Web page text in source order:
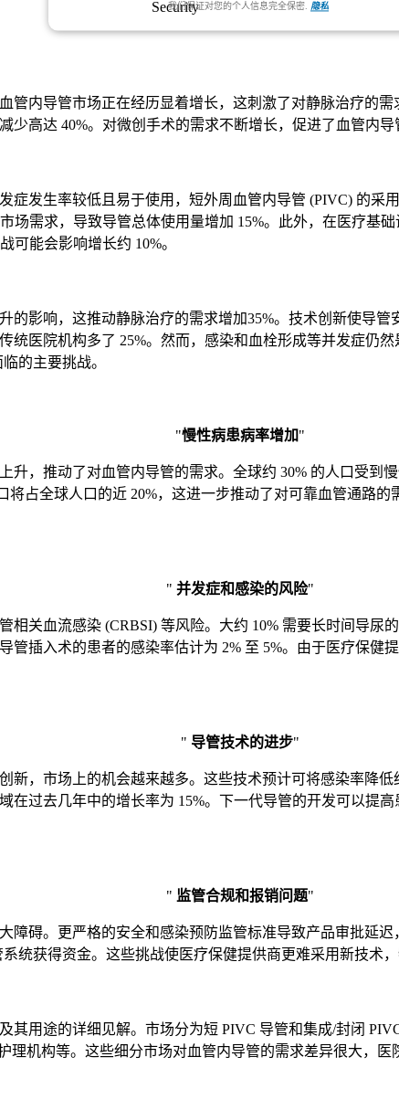
我们保证对您的个人信息完全保密. 隐私
内导管市场正在经历显着增长，这刺激了对静脉治疗的
少高达 40%。对微创手术的需求不断增长，促进了血管内
症发生率较低且易于使用，短外周血管内导管 (PIVC) 的采
场需求，导致导管总体使用量增加 15%。此外，在医疗基
可能会影响增长约 10%。
的影响，这推动静脉治疗的需求增加35%。技术创新使导
统医院机构多了 25%。然而，感染和血栓形成等并发症仍
的主要挑战。
"慢性病患病率增加"
升，推动了对血管内导管的需求。全球约 30% 的人口受到
将占全球人口的近 20%，这进一步推动了对可靠血管通路
" 并发症和感染的风险"
关血流感染 (CRBSI) 等风险。大约 10% 需要长时间导
管插入术的患者的感染率估计为 2% 至 5%。由于医疗保
" 导管技术的进步"
新，市场上的机会越来越多。这些技术预计可将感染率降
在过去几年中的增长率为 15%。下一代导管的开发可以提
" 监管合规和报销问题"
障碍。更严格的安全和感染预防监管标准导致产品审批延
统获得资金。这些挑战使医疗保健提供商更难采用新技术
其用途的详细见解。市场分为短 PIVC 导管和集成/封闭
理机构等。这些细分市场对血管内导管的需求差异很大，